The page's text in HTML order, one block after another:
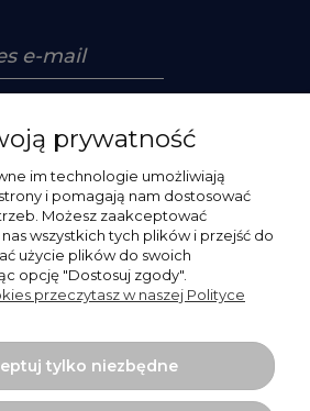
prywatność
im technologie umożliwiają
i pomagają nam dostosować
Możesz zaakceptować
wszystkich tych plików i przejść do
użycie plików do swoich
opcję "Dostosuj zgody".
przeczytasz w naszej Polityce
tylko niezbędne